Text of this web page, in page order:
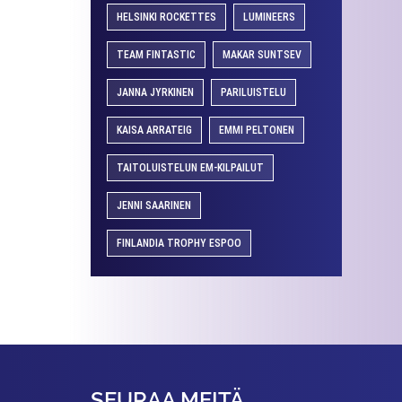
HELSINKI ROCKETTES LUMINEERS
TEAM FINTASTIC MAKAR SUNTSEV
JANNA JYRKINEN PARILUISTELU
KAISA ARRATEIG EMMI PELTONEN
TAITOLUISTELUN EM-KILPAILUT
JENNI SAARINEN
FINLANDIA TROPHY ESPOO